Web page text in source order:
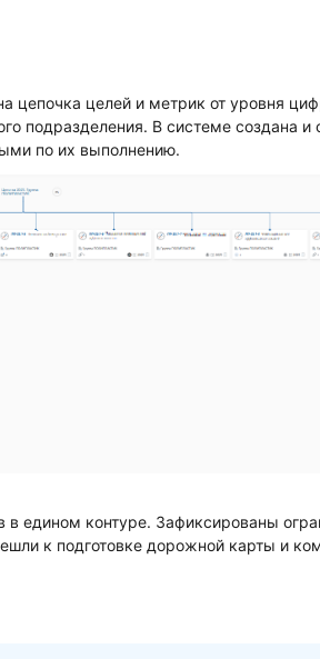
целей и метрик от уровня
В системе создана и
по их выполнению.
в едином контуре. Зафиксированы
к подготовке дорожной карты и